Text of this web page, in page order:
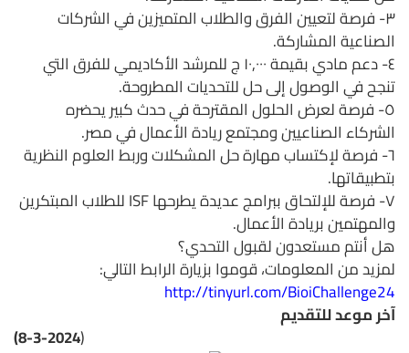
٣- فرصة لتعيين الفرق والطلاب المتميزين في الشركات
الصناعية المشاركة.
٤- دعم مادي بقيمة ١٠,٠٠٠ ج للمرشد الأكاديمي للفرق التي
تنجح في الوصول إلى حل للتحديات المطروحة.
٥- فرصة لعرض الحلول المقترحة في حدث كبير يحضره
الشركاء الصناعيين ومجتمع ريادة الأعمال في مصر.
٦- فرصة لإكتساب مهارة حل المشكلات وربط العلوم النظرية
بتطبيقاتها.
٧- فرصة للإلتحاق ببرامج عديدة يطرحها ISF للطلاب المبتكرين
والمهتمين بريادة الأعمال.
هل أنتم مستعدون لقبول التحدي؟
لمزيد من المعلومات، قوموا بزيارة الرابط التالي:
http://tinyurl.com/BioiChallenge24
آخر موعد للتقديم
(8-3-2024)